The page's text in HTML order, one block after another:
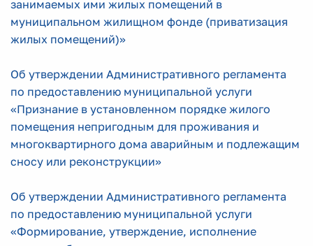
занимаемых ими жилых помещений в
муниципальном жилищном фонде (приватизация
жилых помещений)»
Об утверждении Административного регламента
по предоставлению муниципальной услуги
«Признание в установленном порядке жилого
помещения непригодным для проживания и
многоквартирного дома аварийным и подлежащим
сносу или реконструкции»
Об утверждении Административного регламента
по предоставлению муниципальной услуги
«Формирование, утверждение, исполнение